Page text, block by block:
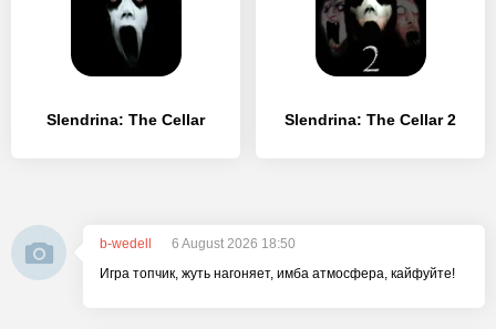
Slendrina: The Cellar Slendrina: The Cellar 2
b-wedell
6 August 2026 18:50
Игра топчик, жуть нагоняет, имба атмосфера, кайфуйте!